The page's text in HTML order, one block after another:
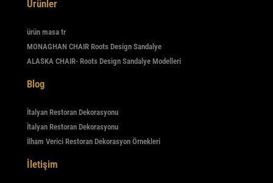
Ürünler
ürün masa tr
MONAGHAN CHAIR Roots Design Sandalye
ALASKA CHAIR- Roots Design Sandalye Modelleri
Blog
İtalyan Restoran Dekorasyonu
İtalyan Restoran Dekorasyonu
İlham Verici Restoran Dekorasyon Örnekleri
İletişim